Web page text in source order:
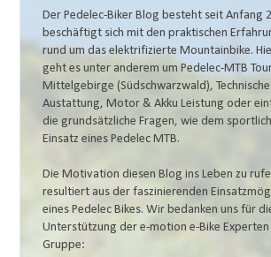
Der Pedelec-Biker Blog besteht seit Anfang
beschäftigt sich mit den praktischen
rund um das elektrifizierte Mountainbike.
geht es unter anderem um Pedelec-MTB
Mittelgebirge (Südschwarzwald), Technische
Austattung, Motor & Akku Leistung oder
die grundsätzliche Fragen, wie dem
Einsatz eines Pedelec MTB.
Die Motivation diesen Blog ins Leben zu
resultiert aus der faszinierenden
eines Pedelec Bikes. Wir bedanken uns für
Unterstützung der e-motion e-Bike Experten
Gruppe: